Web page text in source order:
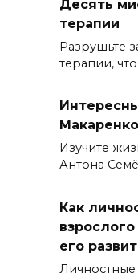
Десять
терапии
Разрушьте
терапии,
Макаренко
Изучите
Антона
Как
его
Личностные